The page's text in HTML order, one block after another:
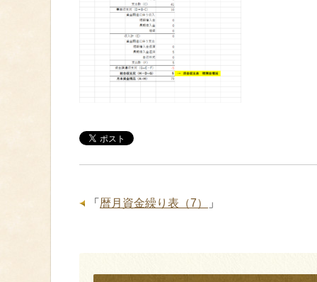
「 暦月資金繰り表（7） 」